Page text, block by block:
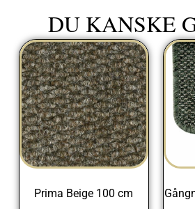
Prima Beige 100 cm
DU KANSKE